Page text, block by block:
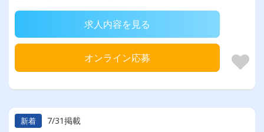
求人内容を見る
オンライン応募
新着 7/31掲載